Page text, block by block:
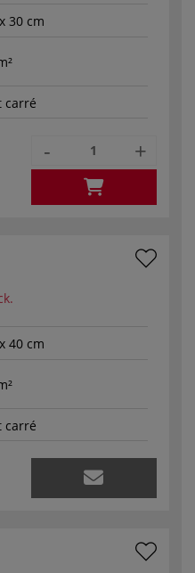
30 cm
carré
- +
40 cm
carré